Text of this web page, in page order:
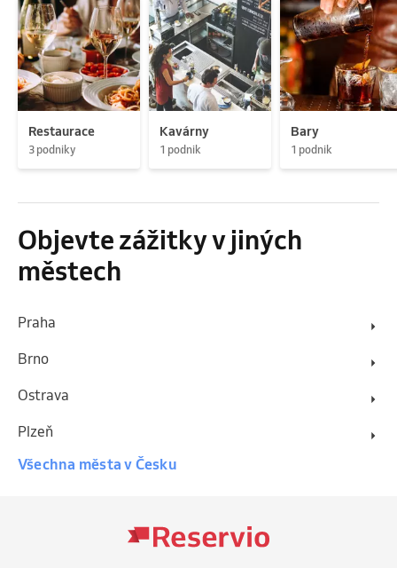
Restaurace
3 podniky
Kavárny
1 podnik
Bary
1 podnik
Objevte zážitky v jiných
městech
Praha
Brno
Ostrava
Plzeň
Všechna města v Česku